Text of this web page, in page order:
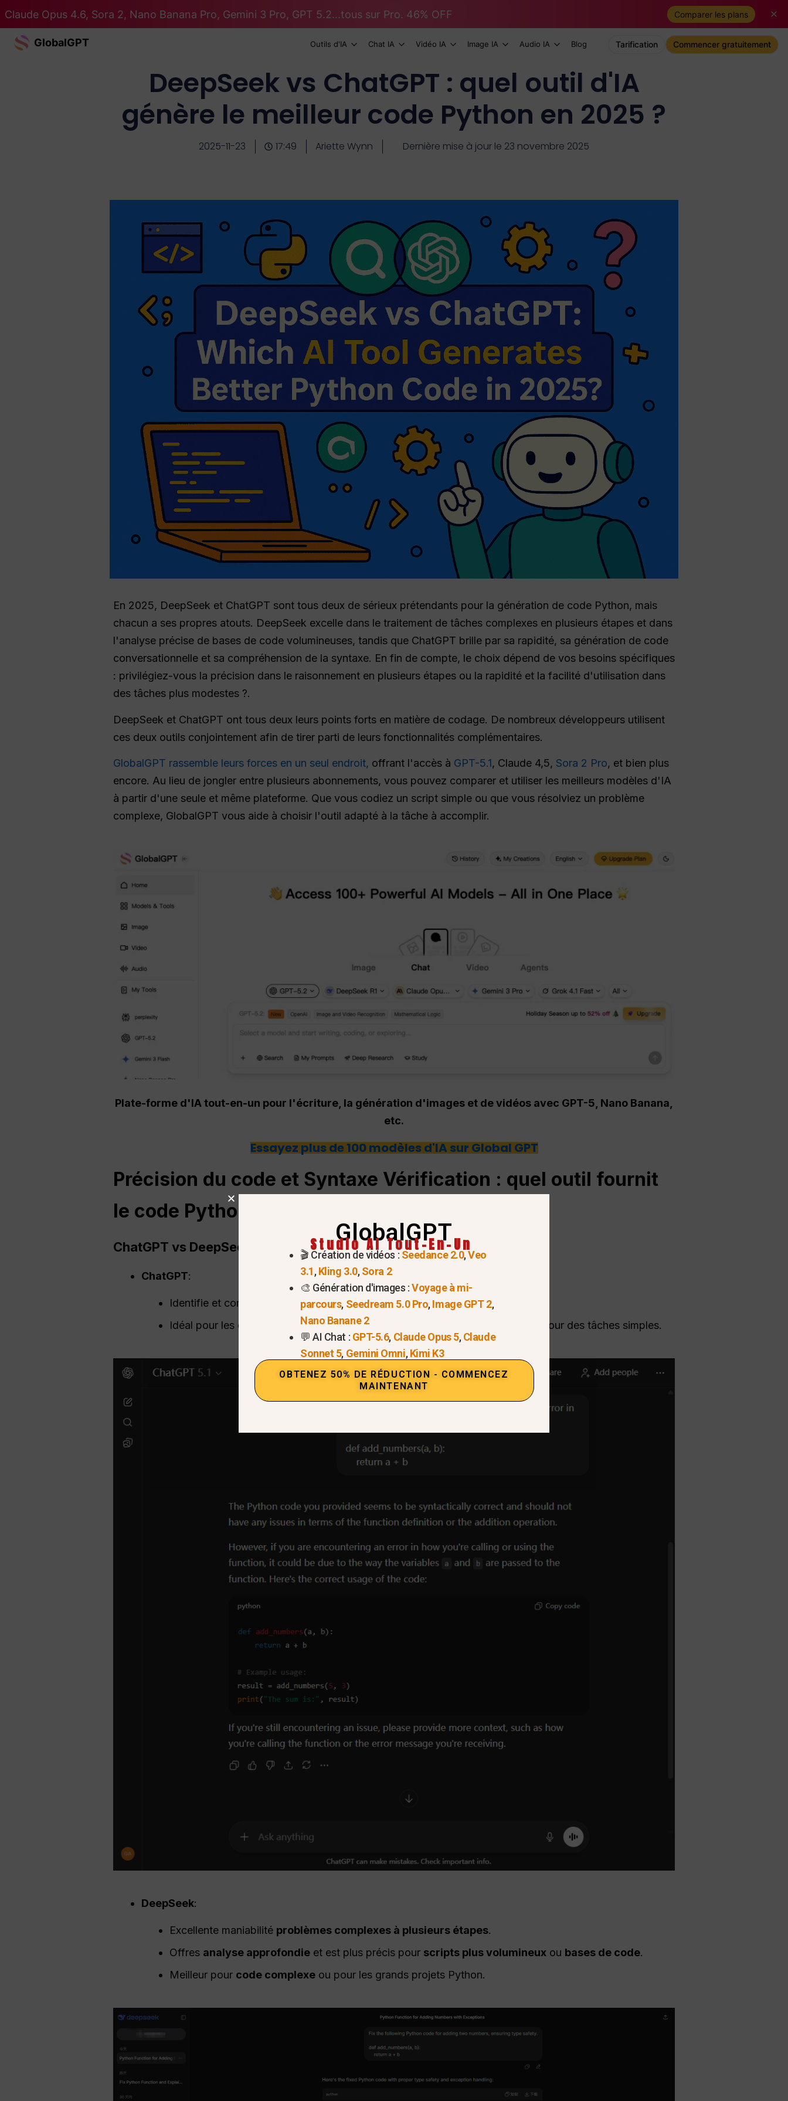
Claude Opus 4.6, Sora 2, Nano Banana Pro, Gemini 3 Pro, GPT 5.2...tous sur Pro. 46% OFF Comparer les plans
GlobalGPT Outils d'IA Chat IA Vidéo IA Image IA Audio IA Blog Tarification Commencer gratuitement
DeepSeek vs ChatGPT : quel outil d'IA
génère le meilleur code Python en 2025 ?
2025-11-23 17:49 Ariette Wynn Dernière mise à jour le 23 novembre 2025
En 2025, DeepSeek et ChatGPT sont tous deux de sérieux prétendants pour la génération de code Python, mais
chacun a ses propres atouts. DeepSeek excelle dans le traitement de tâches complexes en plusieurs étapes et dans
l'analyse précise de bases de code volumineuses, tandis que ChatGPT brille par sa rapidité, sa génération de code
conversationnelle et sa compréhension de la syntaxe. En fin de compte, le choix dépend de vos besoins spécifiques
: privilégiez-vous la précision dans le raisonnement en plusieurs étapes ou la rapidité et la facilité d'utilisation dans
des tâches plus modestes ?.
DeepSeek et ChatGPT ont tous deux leurs points forts en matière de codage. De nombreux développeurs utilisent
ces deux outils conjointement afin de tirer parti de leurs fonctionnalités complémentaires.
GlobalGPT rassemble leurs forces en un seul endroit, offrant l'accès à GPT-5.1, Claude 4,5, Sora 2 Pro, et bien plus
encore. Au lieu de jongler entre plusieurs abonnements, vous pouvez comparer et utiliser les meilleurs modèles d'IA
à partir d'une seule et même plateforme. Que vous codiez un script simple ou que vous résolviez un problème
complexe, GlobalGPT vous aide à choisir l'outil adapté à la tâche à accomplir.
Plate-forme d'IA tout-en-un pour l'écriture, la génération d'images et de vidéos avec GPT-5, Nano Banana,
etc.
Essayez plus de 100 modèles d'IA sur Global GPT
Précision du code et Syntaxe Vérification : quel outil fournit
le code Python le plus précis ?
ChatGPT vs DeepSeek : SyntaxeManipulation
ChatGPT:
Identifie et corrige rapidementde basesyntaxe erreurs.
Idéal pour les développeurs qui ont besoin de
pour des tâches simples.
DeepSeek:
Excellente maniabilité problèmes complexes à plusieurs étapes.
Offres analyse approfondie et est plus précis pour scripts plus volumineux ou bases de code.
Meilleur pour code complexe ou pour les grands projets Python.
GlobalGPT
Studio AI Tout-En-Un
🎬 Création de vidéos : Seedance 2.0,Veo
3.1,Kling 3.0,Sora 2
🎨 Génération d'images :Voyage à mi-
parcours, Seedream 5.0 Pro,Image GPT 2,
Nano Banane 2
💬 AI Chat : GPT-5.6, Claude Opus 5,Claude
Sonnet 5, Gemini Omni,Kimi K3
OBTENEZ 50% DE RÉDUCTION - COMMENCEZ
MAINTENANT